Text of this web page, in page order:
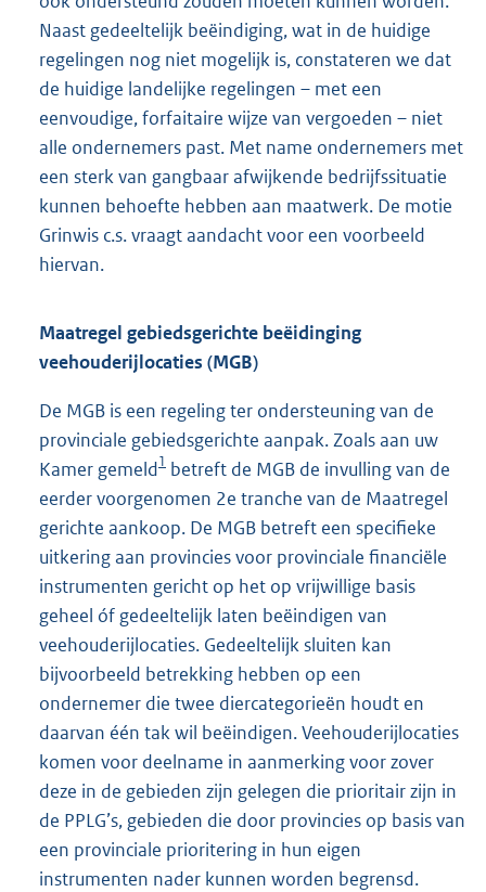
Naast gedeeltelijk beëindiging, wat in de huidige
regelingen nog niet mogelijk is, constateren we dat
de huidige landelijke regelingen – met een
eenvoudige, forfaitaire wijze van vergoeden – niet
alle ondernemers past. Met name ondernemers met
een sterk van gangbaar afwijkende bedrijfssituatie
kunnen behoefte hebben aan maatwerk. De motie
Grinwis c.s. vraagt aandacht voor een voorbeeld
hiervan.
Maatregel gebiedsgerichte beëidinging
veehouderijlocaties (MGB)
De MGB is een regeling ter ondersteuning van de
provinciale gebiedsgerichte aanpak. Zoals aan uw
Kamer gemeld1 betreft de MGB de invulling van de
eerder voorgenomen 2e tranche van de Maatregel
gerichte aankoop. De MGB betreft een specifieke
uitkering aan provincies voor provinciale financiële
instrumenten gericht op het op vrijwillige basis
geheel óf gedeeltelijk laten beëindigen van
veehouderijlocaties. Gedeeltelijk sluiten kan
bijvoorbeeld betrekking hebben op een
ondernemer die twee diercategorieën houdt en
daarvan één tak wil beëindigen. Veehouderijlocaties
komen voor deelname in aanmerking voor zover
deze in de gebieden zijn gelegen die prioritair zijn in
de PPLG’s, gebieden die door provincies op basis van
een provinciale prioritering in hun eigen
instrumenten nader kunnen worden begrensd.